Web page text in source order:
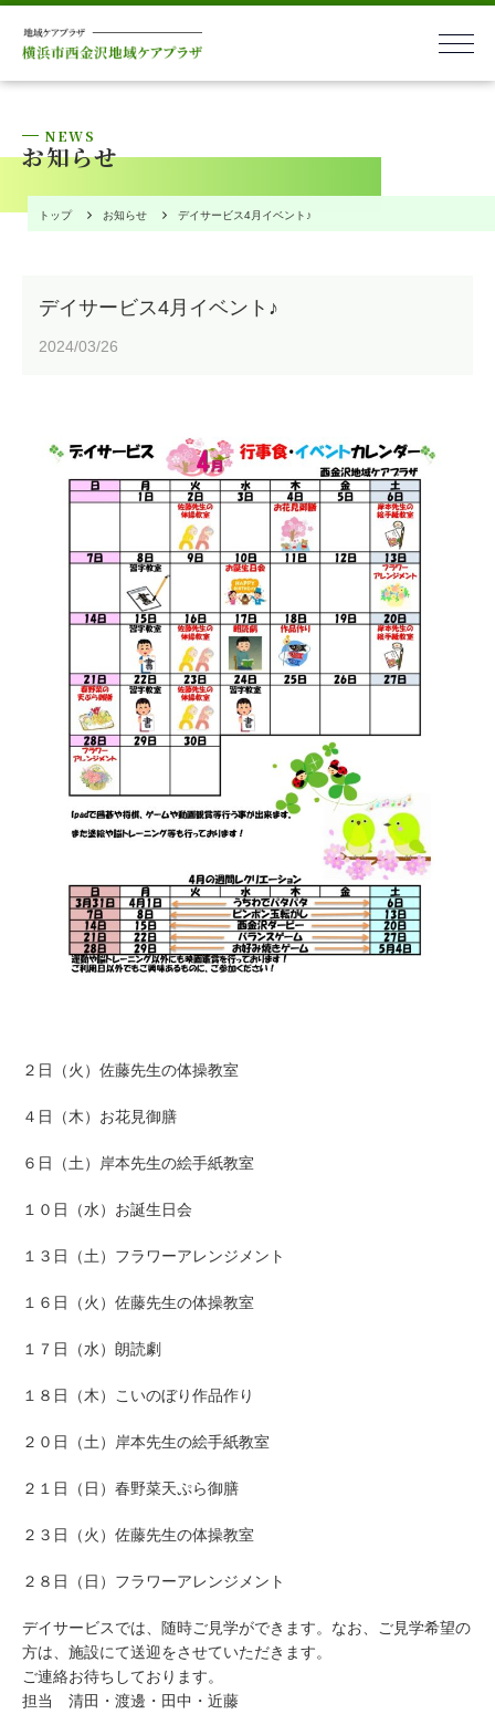
お問い合わせ
社会福祉法人 昴
NEWS
お知らせ
トップ お知らせ デイサービス4月イベント♪
デイサービス4月イベント♪
2024/03/26
２日（火）佐藤先生の体操教室
４日（木）お花見御膳
６日（土）岸本先生の絵手紙教室
１０日（水）お誕生日会
１３日（土）フラワーアレンジメント
１６日（火）佐藤先生の体操教室
１７日（水）朗読劇
１８日（木）こいのぼり作品作り
２０日（土）岸本先生の絵手紙教室
２１日（日）春野菜天ぷら御膳
２３日（火）佐藤先生の体操教室
２８日（日）フラワーアレンジメント
デイサービスでは、随時ご見学ができます。なお、ご見学希望の
方は、施設にて送迎をさせていただきます。
ご連絡お待ちしております。
担当 清田・渡邊・田中・近藤